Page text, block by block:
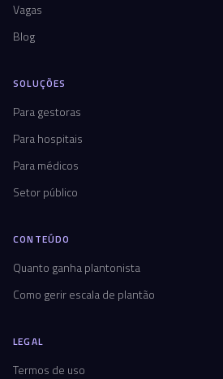
Vagas
Blog
SOLUÇÕES
Para gestoras
Para hospitais
Para médicos
Setor público
CONTEÚDO
Quanto ganha plantonista
Como gerir escala de plantão
LEGAL
Termos de uso